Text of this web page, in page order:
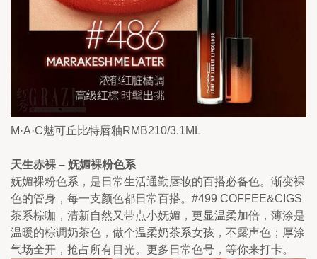
M·A·C魅可丘比特唇釉RMB210/3.1ML
天生赤裸 – 妩媚裸粉色系
妩媚裸粉色系，是日常生活通勤唇妆的百搭必备色。渐变裸
色的管身，每一支颜色都日常百搭。#499 COFFEE&CIGS
茶系棕咖，清新自然又带点小妩媚，更显温柔加倍，薄涂是
温暖的棕调奶茶色，做个温柔奶茶系女孩，不露声色；厚涂
气场全开，抢占所有目光。更多日常色号，等你来打卡。